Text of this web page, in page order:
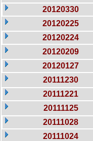
20120330
20120225
20120224
20120209
20120127
20111230
20111221
20111125
20111028
20111024